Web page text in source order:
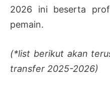
2026 ini beserta
pemain.
(*list berikut akan
transfer 2025-2026)